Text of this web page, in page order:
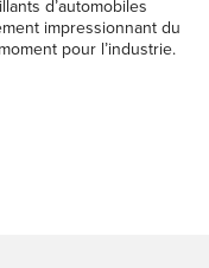
d’automobiles
impressionnant du
pour l’industrie.